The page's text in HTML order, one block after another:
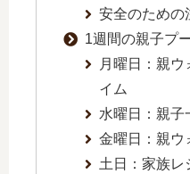
安全のための
1週間の親子プ
月曜日：親ウ
イム
水曜日：親子
金曜日：親ウ
土日：家族レ